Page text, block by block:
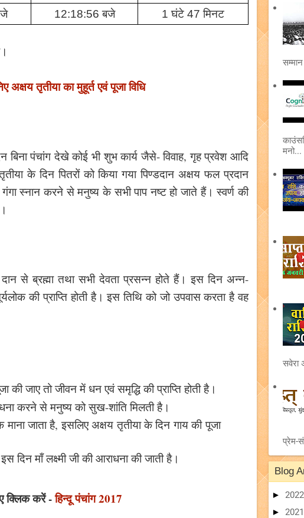
12:18:56 बजे 1 घंटे 47 मिनट
तृतीया का मुहूर्त एवं पूजा विधि
बिना पंचांग देखे कोई भी शुभ कार्य जैसे- विवाह, गृह प्रवेश आदि
के दिन पितरों को किया गया पिण्डदान अक्षय फल प्रदान
स्नान करने से मनुष्य के सभी पाप नष्ट हो जाते हैं। स्वर्ण की
से ब्रह्मा तथा सभी देवता प्रसन्न होते हैं। इस दिन अन्न-
की प्राप्ति होती है। इस तिथि को जो उपवास करता है वह
जाए तो जीवन में धन एवं समृद्धि की प्राप्ति होती है।
करने से मनुष्य को सुख-शांति मिलती है।
जाता है, इसलिए अक्षय तृतीया के दिन गाय की पूजा
माँ लक्ष्मी जी की आराधना की जाती है।
क्लिक करें -हिन्दू पंचांग 2017
मनो...
सवेरा
प्रेम-
Blog
► 2022
► 2021